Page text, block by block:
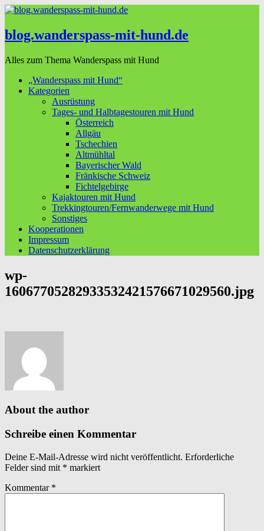
blog.wanderspass-mit-hund.de
Alles zum Thema Wanderspass mit Hund
„Wanderspass mit Hund“
Kategorien
Ausrüstung
Tages- und Halbtagestouren mit Hund
Österreich
Allgäu
Tschechien
Altmühltal
Bayerischer Wald
Fränkische Schweiz
Fichtelgebirge
Kajaktouren mit Hund
Trekkingtouren/Fernwanderwege mit Hund
Sonstiges
Kooperationen
Impressum
Datenschutzerklärung
wp-
16067705282933532421576671029560.jpg
About the author
Schreibe einen Kommentar
Deine E-Mail-Adresse wird nicht veröffentlicht. Erforderliche
Felder sind mit * markiert
Kommentar *